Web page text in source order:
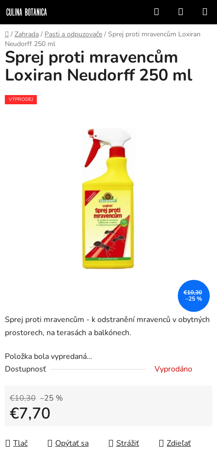
na
obsah
Hľadať
KOŠÍK
Domov
/ Zahrada / Pasti a odpuzovače / Sprej proti mravencům Loxiran
Neudorff 250 ml
Sprej proti mravencům - k odstranění mravenců v obytných
prostorech, na terasách a balkónech.
Položka bola vypredaná…
Dostupnosť
Vyprodáno
€10,30 –25 %
€7,70
Tlač
Opýtať sa Strážiť Zdieľať
Sprej proti mravencům
Loxiran Neudorff 250 ml
VÝPRODEJ
€10,30
–25 %